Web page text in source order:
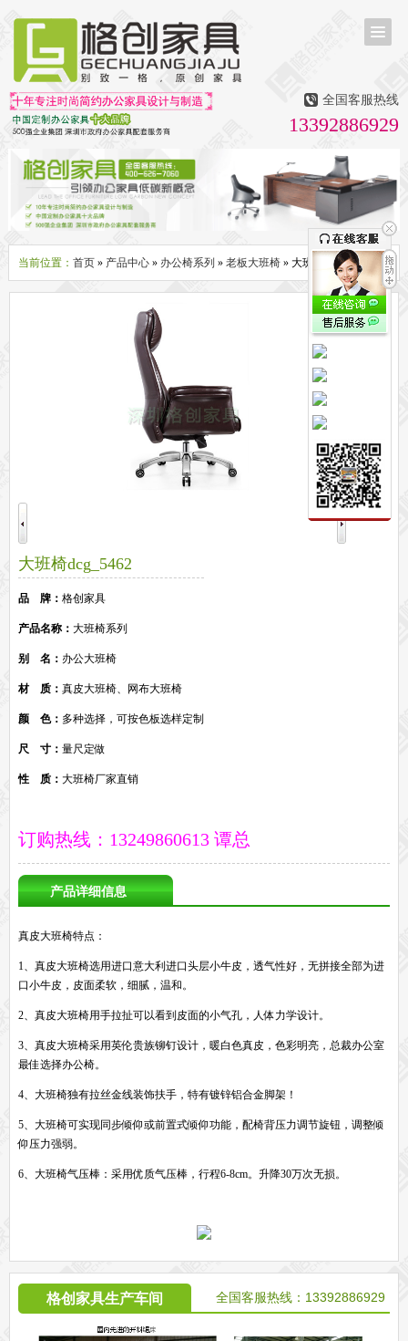
首页
茶台茶桌
多媒体会议室家具
办公屏风隔断系列
办公屏风卡位
高隔断墙 折叠屏风
组合职员台
办公桌系列
经理办公桌
会议桌
办公椅系列
职员办公椅
茶几
茶水柜
间隔柜 矮柜 实木文件柜
钢制文件柜
培训桌
公共区域家具系列
高铁车站候车椅
酒店公寓家具
他们正在使用格创家具
格创动态
行业动态
走进格创家具
联系北琛深圳办公家具厂
关于北琛品牌办公家具
全国客服热线
13392886929
当前位置： 首页» 产品中心» 办公椅系列 » 老板大班椅» 大班椅dcg_5462
大班椅dcg_5462
品 牌： 格创家具
产品名称： 大班椅系列
别 名： 办公大班椅
材 质： 真皮大班椅、网布大班椅
颜 色： 多种选择，可按色板选样定制
尺 寸： 量尺定做
性 质： 大班椅厂家直销
订购热线：13249860613 谭总
产品详细信息
真皮大班椅特点：
1、真皮大班椅选用进口意大利进口头层小牛皮，透气性好，无拼接全部为进
口小牛皮，皮面柔软，细腻，温和。
2、真皮大班椅用手拉扯可以看到皮面的小气孔，人体力学设计。
3、真皮大班椅采用英伦贵族铆钉设计，暖白色真皮，色彩明亮，总裁办公室
最佳选择办公椅。
4、大班椅独有拉丝金线装饰扶手，特有镀锌铝合金脚架！
5、大班椅可实现同步倾仰或前置式倾仰功能，配椅背压力调节旋钮，调整倾
仰压力强弱。
6、大班椅气压棒：采用优质气压棒，行程6-8cm。升降30万次无损。
格创家具生产车间 全国客服热线：13392886929